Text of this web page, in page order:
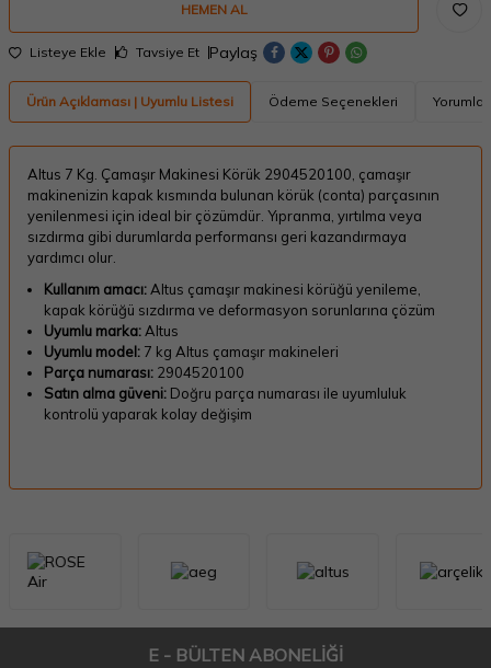
HEMEN AL
Listeye Ekle Tavsiye Et Paylaş
Ürün Açıklaması | Uyumlu Listesi Ödeme Seçenekleri Yorumlar
Altus 7 Kg. Çamaşır Makinesi Körük 2904520100, çamaşır
makinenizin kapak kısmında bulunan körük (conta) parçasının
yenilenmesi için ideal bir çözümdür. Yıpranma, yırtılma veya
sızdırma gibi durumlarda performansı geri kazandırmaya
yardımcı olur.
Kullanım amacı:Altus çamaşır makinesi körüğü yenileme,
kapak körüğü sızdırma ve deformasyon sorunlarına çözüm
Uyumlu marka:Altus
Uyumlu model: 7 kg Altus çamaşır makineleri
Parça numarası: 2904520100
Satın alma güveni: Doğru parça numarası ile uyumluluk
kontrolü yaparak kolay değişim
E - BÜLTEN ABONELİĞİ